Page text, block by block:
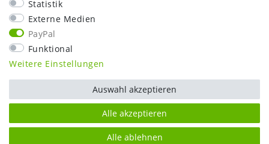
Kasse
Vorteile
Statistik
Externe Medien
PayPal
Funktional
Weitere Einstellungen
Alle akzeptieren
Alle ablehnen
Auswahl akzeptieren